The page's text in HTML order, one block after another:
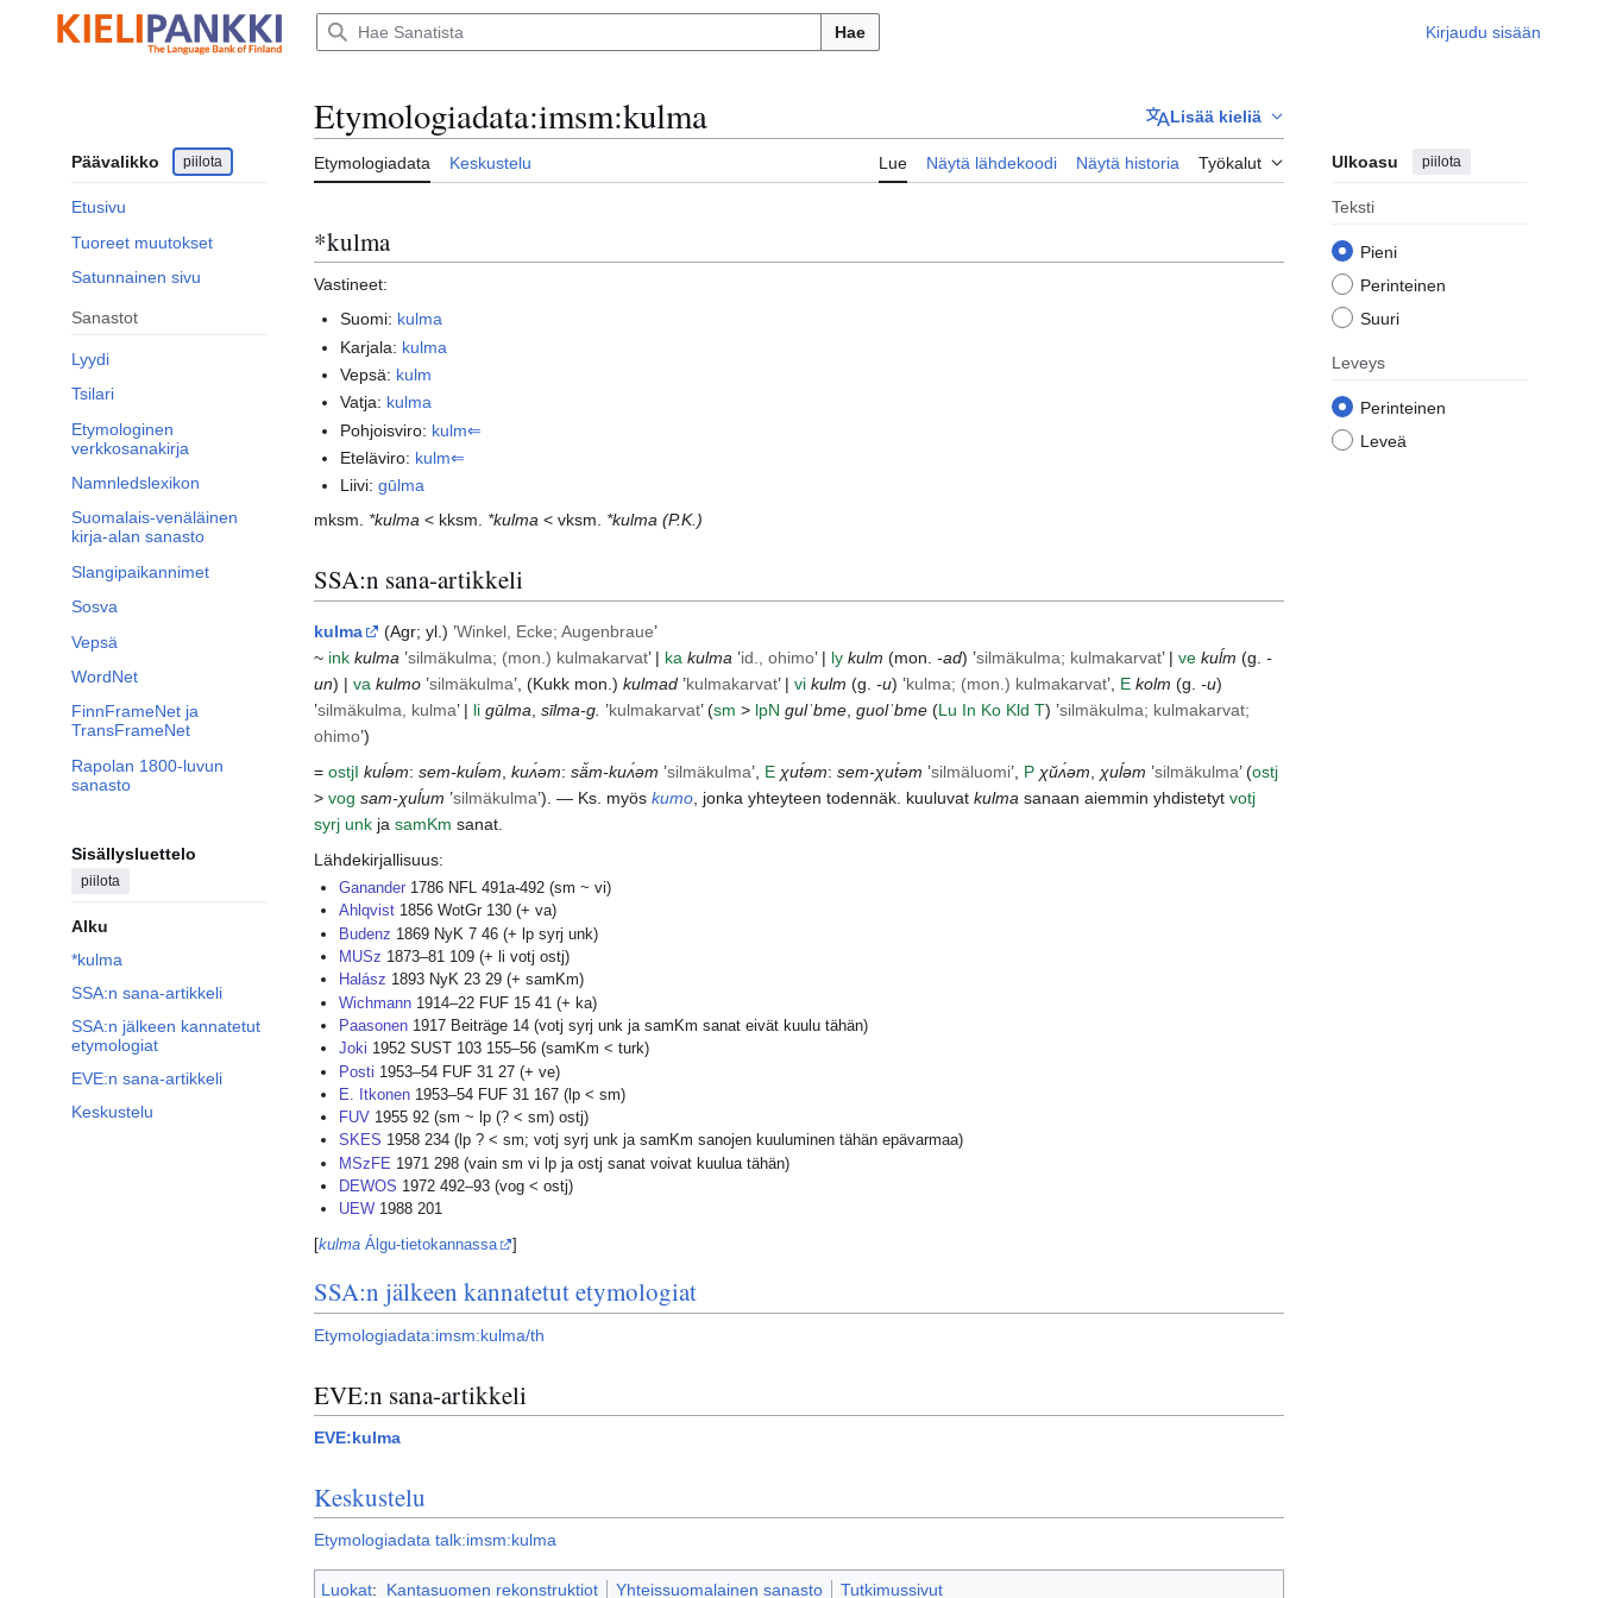
sisältöön
Hae Kirjaudu sisään
Päävalikko piilota
Etusivu
Tuoreet muutokset
Satunnainen sivu
Sanastot
Lyydi
Tsilari
Etymologinen
verkkosanakirja
Namnledslexikon
Suomalais-venäläinen
kirja-alan sanasto
Slangipaikannimet
Sosva
Vepsä
WordNet
FinnFrameNet ja
TransFrameNet
Rapolan 1800-luvun
sanasto
Sisällysluettelo
piilota
Alku
*kulma
SSA:n sana-artikkeli
SSA:n jälkeen kannatetut
etymologiat
EVE:n sana-artikkeli
Keskustelu
Etymologiadata:imsm:kulma Lisää kieliä
Etymologiadata Keskustelu Lue Näytä lähdekoodi Näytä historia Työkalut Ulkoasu piilota
Teksti
Pieni
Perinteinen
Suuri
Leveys
Perinteinen
Leveä
*kulma
Vastineet:
Suomi: kulma
Karjala: kulma
Vepsä: kulm
Vatja: kulma
Pohjoisviro: kulm⇐
Eteläviro: kulm⇐
Liivi:gūlma
mksm. *kulma < kksm. *kulma < vksm. *kulma (P.K.)
SSA:n sana-artikkeli
kulma (Agr; yl.) ’Winkel, Ecke; Augenbraue’
~ ink kulma ’silmäkulma; (mon.) kulmakarvat’ | ka kulma ’id., ohimo’ | ly kulm (mon. -ad) ’silmäkulma; kulmakarvat’ | ve kuĺm (g. -
un) | va kulmo ’silmäkulma’, (Kukk mon.) kulmad ’kulmakarvat’ | vi kulm (g. -u) ’kulma; (mon.) kulmakarvat’, E kolm (g. -u)
’silmäkulma, kulma’ | li gūlma sīlma-g. ’kulmakarvat’ (sm > lpN gulˈbme guolˈbme (Lu In Ko Kld T) ’silmäkulma; kulmakarvat;
ohimo’)
= ostjI kuĺəm: sem-kuĺəm kuᴧ́əm: sä̆m-kuᴧ́əm ’silmäkulma’, E χut́əm: sem-χut́əm ’silmäluomi’, P χŭᴧ́əm χuĺəm ’silmäkulma’ (ostj
> vog sam-χuĺum ’silmäkulma’). — Ks. myös kumo , jonka yhteyteen todennäk. kuuluvat kulma sanaan aiemmin yhdistetyt votj
syrj unk ja samKm sanat.
Lähdekirjallisuus:
Ganander1786 NFL 491a-492 (sm ~ vi)
Ahlqvist1856 WotGr 130 (+ va)
Budenz 1869 NyK 7 46 (+ lp syrj unk)
MUSz 1873–81 109 (+ li votj ostj)
Halász 1893 NyK 23 29 (+ samKm)
Wichmann1914–22 FUF 15 41 (+ ka)
Paasonen1917 Beiträge 14 (votj syrj unk ja samKm sanat eivät kuulu tähän)
Joki 1952 SUST 103 155–56 (samKm < turk)
Posti 1953–54 FUF 31 27 (+ ve)
E. Itkonen1953–54 FUF 31 167 (lp < sm)
FUV1955 92 (sm ~ lp (? < sm) ostj)
SKES 1958 234 (lp ? < sm; votj syrj unk ja samKm sanojen kuuluminen tähän epävarmaa)
MSzFE 1971 298 (vain sm vi lp ja ostj sanat voivat kuulua tähän)
DEWOS 1972 492–93 (vog < ostj)
UEW1988 201
[kulma Álgu-tietokannassa ]
SSA:n jälkeen kannatetut etymologiat
Etymologiadata:imsm:kulma/th
EVE:n sana-artikkeli
EVE:kulma
Keskustelu
Etymologiadata talk:imsm:kulma
Luokat: Kantasuomen rekonstruktiot Yhteissuomalainen sanasto Tutkimussivut